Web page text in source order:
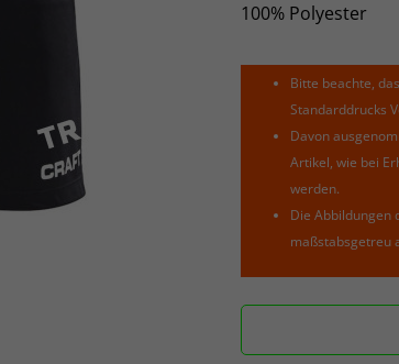
100% Polyester
Bitte beachte,
Standarddrucks
Davon
Artikel, wie bei
werden.
Die Abbildungen
maßstabsgetreu